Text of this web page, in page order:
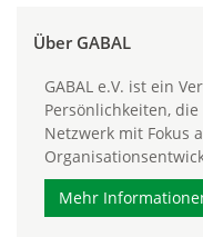
Über GABAL
GABAL e.V. ist ein
Persönlichkeiten,
Netzwerk mit Fokus
Mehr